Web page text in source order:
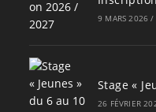
9 MARS 2026 /
Stage «
26 FÉVRIER